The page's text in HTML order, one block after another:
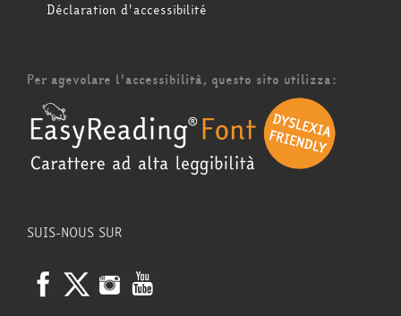
Déclaration d'accessibilité
Per agevolare l'accessibilità, questo sito utilizza:
SUIS-NOUS SUR